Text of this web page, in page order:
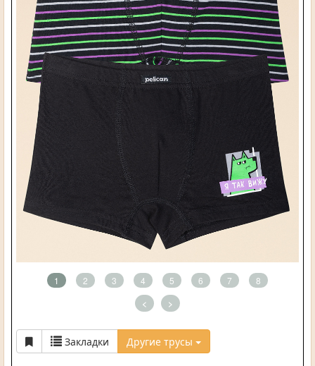
1 2 3 4 5 6 7 8
< >
Закладки Другие трусы